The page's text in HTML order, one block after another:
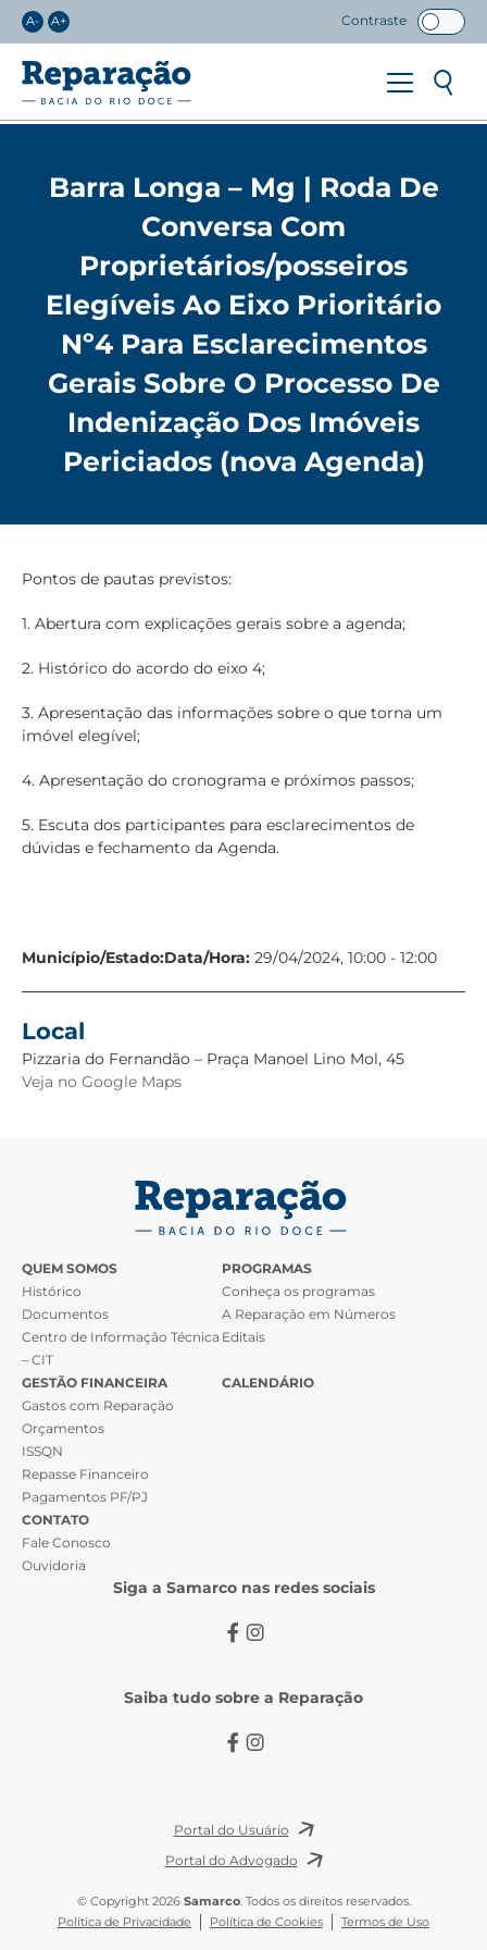
A- A+ Contraste
Barra Longa – Mg | Roda De
Conversa Com
Proprietários/posseiros
Elegíveis Ao Eixo Prioritário
Nº4 Para Esclarecimentos
Gerais Sobre O Processo De
Indenização Dos Imóveis
Periciados (nova Agenda)
Pontos de pautas previstos:
1. Abertura com explicações gerais sobre a agenda;
2. Histórico do acordo do eixo 4;
3. Apresentação das informações sobre o que torna um
imóvel elegível;
4. Apresentação do cronograma e próximos passos;
5. Escuta dos participantes para esclarecimentos de
dúvidas e fechamento da Agenda.
Município/Estado:Data/Hora: 29/04/2024, 10:00 - 12:00
Local
Pizzaria do Fernandão – Praça Manoel Lino Mol, 45
Veja no Google Maps
QUEM SOMOS
Histórico
Documentos
Centro de Informação Técnica
– CIT
PROGRAMAS
Conheça os programas
A Reparação em Números
Editais
GESTÃO FINANCEIRA
Gastos com Reparação
Orçamentos
ISSQN
Repasse Financeiro
Pagamentos PF/PJ
CALENDÁRIO
CONTATO
Fale Conosco
Ouvidoria
Siga a Samarco nas redes sociais
Saiba tudo sobre a Reparação
Portal do Usuário
Portal do Advogado
© Copyright 2026 Samarco. Todos os direitos reservados.
Política de Privacidade
Política de Cookies Termos de Uso